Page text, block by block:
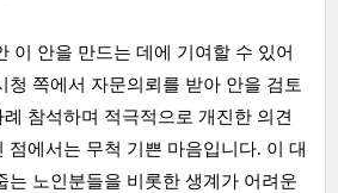
이 안을 만드는 데에 기여할 수 있어
청 쪽에서 자문의뢰를 받아 안을 검토
참석하며 적극적으로 개진한 의견
점에서는 무척 기쁜 마음입니다. 이 대
는 노인분들을 비롯한 생계가 어려운